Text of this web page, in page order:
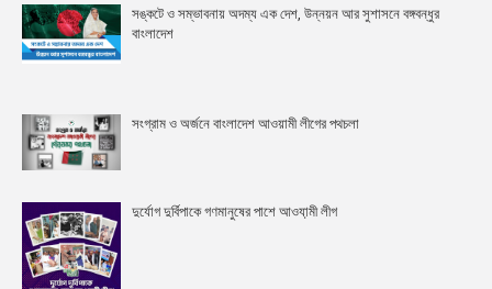
সঙ্কটে ও সম্ভাবনায় অদম্য এক দেশ, উন্নয়ন আর সুশাসনে বঙ্গবন্ধুর
বাংলাদেশ
সংগ্রাম ও অর্জনে বাংলাদেশ আওয়ামী লীগের পথচলা
দুর্যোগ দুর্বিপাকে গণমানুষের পাশে আওযা়মী লীগ